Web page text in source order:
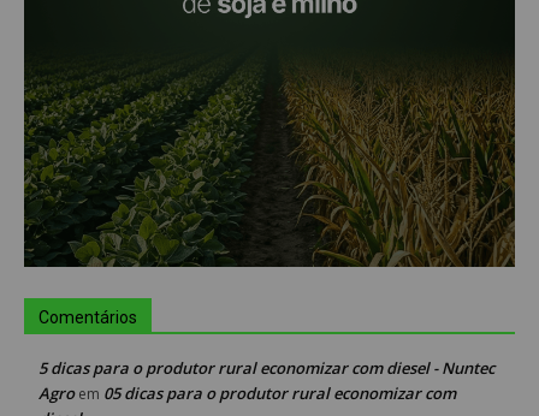
Comentários
5 dicas para o produtor rural economizar com diesel - Nuntec
Agroem 05 dicas para o produtor rural economizar com